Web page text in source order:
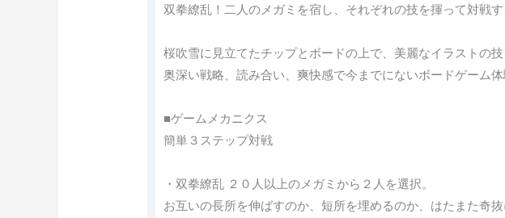
双拳繚乱！二人のメガミを宿し、それぞれの技を揮って対戦す
桜吹雪に見立てたチップとボードの上で、美麗なイラストの
奥深い戦略、読み合い、爽快感で今までにないボードゲーム体
■ゲームメカニクス
簡単３ステップ対戦
・双拳繚乱 ２０人以上のメガミから２人を選択。
お互いの長所を伸ばすのか、短所を埋めるのか、はたまた奇抜